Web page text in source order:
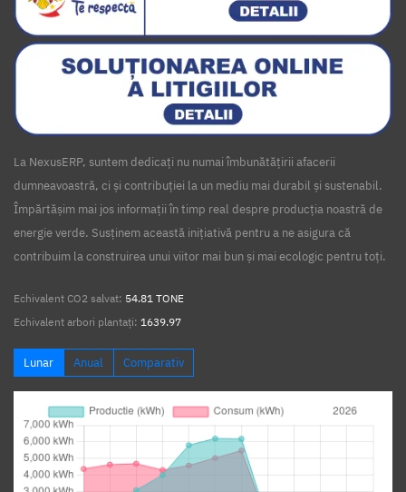
La NexusERP, suntem dedicați nu numai îmbunătățirii afacerii
dumneavoastră, ci și contribuției la un mediu mai durabil și sustenabil.
Împărtășim mai jos informații în timp real despre producția noastră de
energie verde. Susținem această inițiativă pentru a ne asigura că
contribuim la construirea unui viitor mai bun și mai ecologic pentru toți.
Echivalent CO2 salvat: 54.81 TONE
Echivalent arbori plantați: 1639.97
Lunar Anual Comparativ